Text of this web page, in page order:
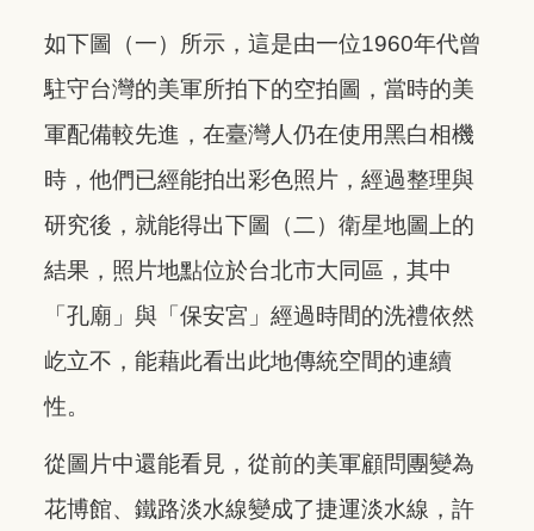
如下圖（一）所示，這是由一位1960年代曾
駐守台灣的美軍所拍下的空拍圖，當時的美
軍配備較先進，在臺灣人仍在使用黑白相機
時，他們已經能拍出彩色照片，經過整理與
研究後，就能得出下圖（二）衛星地圖上的
結果，照片地點位於台北市大同區，其中
「孔廟」與「保安宮」經過時間的洗禮依然
屹立不，能藉此看出此地傳統空間的連續
性。
從圖片中還能看見，從前的美軍顧問團變為
花博館、鐵路淡水線變成了捷運淡水線，許